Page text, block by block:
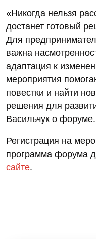
«Никогда нельзя
достанет готовый
Для
важна
адаптация к
мероприятия
повестки и найти
решения для
Васильчук о форуме.
Регистрация на
программа форума
сайте.